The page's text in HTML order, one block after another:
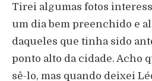
Tirei algumas fotos
um dia bem preenchido e
daqueles que tinha sido
ponto alto da cidade. Acho
sê-lo, mas quando deixei